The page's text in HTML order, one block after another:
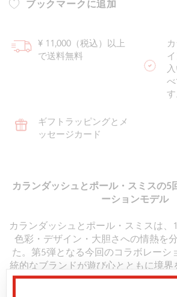
ブックマークに追加
¥ 11,000（税込）以上
で送料無料
す
ギフトラッピングとメ
ッセージカード
カランダッシュとポール・スミスの5
ーションモデル
カランダッシュとポール・スミスは、
色彩・デザイン・大胆さへの情熱を
た。第5弾となる今回のコラボレーシ
統的なブランドが遊び心とともに境
表現を追い求めて美しいコレクショ